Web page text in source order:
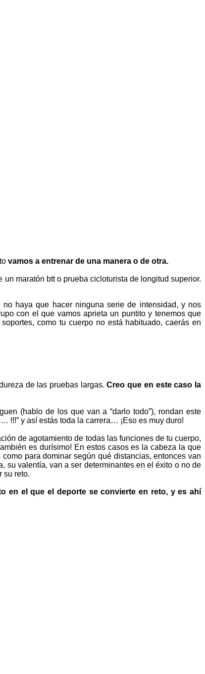
vamos a entrenar de una manera o de otra.
maratón btt o prueba cicloturista de longitud superior.
haya que hacer ninguna serie de intensidad, y nos
con el que vamos aprieta un puntito y tenemos que
como tu cuerpo no está habituado, caerás en
de las pruebas largas.Creo que en este caso la
(hablo de los que van a “darlo todo”), rondan este
!!!” y así estás toda la carrera… ¡Eso es muy duro!
de agotamiento de todas las funciones de tu cuerpo,
es durísimo! En estos casos es la cabeza la que
para dominar según qué distancias, entonces van
su valentía, van a ser determinantes en el éxito o no de
su reto.
en el que el deporte se convierte en reto, y es ahí